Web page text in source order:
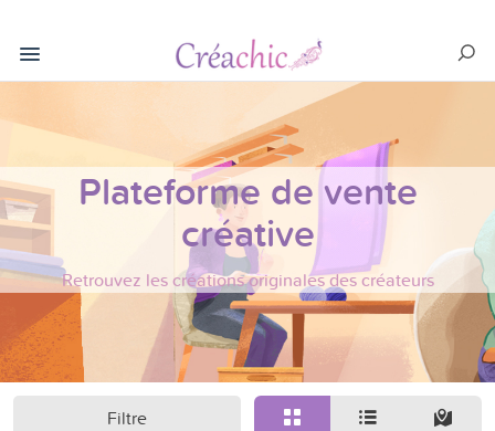
Plateforme de vente
créative
Retrouvez les créations originales des créateurs
Filtre